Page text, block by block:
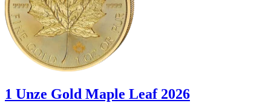
1 Unze Gold Maple Leaf 2026